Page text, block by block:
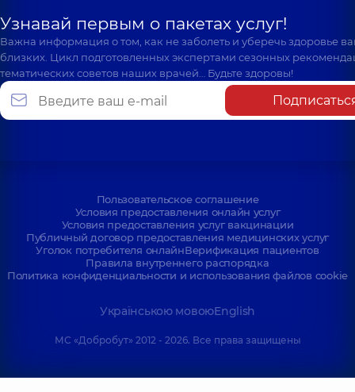
Узнавай первым о пакетах услуг!
Важна информация о том, как не заболеть и уберечь здоровье
близких. Цикл подготовленных экспертами сезонных
тематических советов наших врачей… Будьте здоровы!
Пользовательское соглашение
Условия предоставления онлайн услуг
Условия предоставления услуг вакцинации
Публичный договор предоставления медицинских услуг
Уголок потребителя онлайнВерификация пациентов
Правила внутреннего распорядка
Политика конфиденциальности и использования файлов cookie
Українською мовоюEnglish
МС «Добробут» 2012 - 2026. Все права защищены